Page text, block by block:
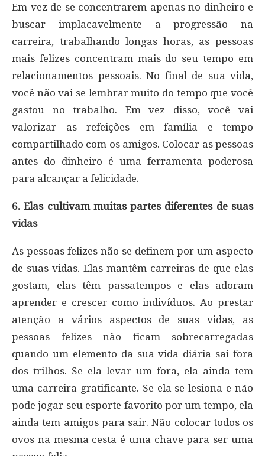
Em vez de se concentrarem apenas no dinheiro e
buscar implacavelmente a progressão na
carreira, trabalhando longas horas, as pessoas
mais felizes concentram mais do seu tempo em
relacionamentos pessoais. No final de sua vida,
você não vai se lembrar muito do tempo que você
gastou no trabalho. Em vez disso, você vai
valorizar as refeições em família e tempo
compartilhado com os amigos. Colocar as pessoas
antes do dinheiro é uma ferramenta poderosa
para alcançar a felicidade.
6. Elas cultivam muitas partes diferentes de suas
vidas
As pessoas felizes não se definem por um aspecto
de suas vidas. Elas mantêm carreiras de que elas
gostam, elas têm passatempos e elas adoram
aprender e crescer como indivíduos. Ao prestar
atenção a vários aspectos de suas vidas, as
pessoas felizes não ficam sobrecarregadas
quando um elemento da sua vida diária sai fora
dos trilhos. Se ela levar um fora, ela ainda tem
uma carreira gratificante. Se ela se lesiona e não
pode jogar seu esporte favorito por um tempo, ela
ainda tem amigos para sair. Não colocar todos os
ovos na mesma cesta é uma chave para ser uma